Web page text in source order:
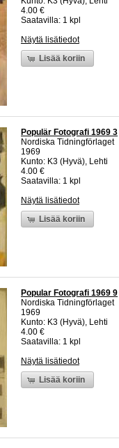
4.00 €
Saatavilla: 1 kpl
Näytä lisätiedot
Lisää koriin
Populär Fotografi 1969 3
Nordiska Tidningförlaget
1969
Kunto: K3 (Hyvä), Lehti
4.00 €
Saatavilla: 1 kpl
Näytä lisätiedot
Lisää koriin
Popular Fotografi 1969 9
Nordiska Tidningförlaget
1969
Kunto: K3 (Hyvä), Lehti
4.00 €
Saatavilla: 1 kpl
Näytä lisätiedot
Lisää koriin